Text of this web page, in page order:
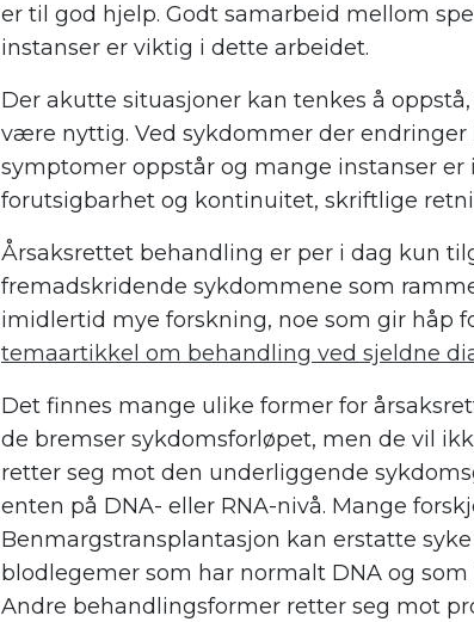
er til god hjelp. Godt samarbeid mellom
instanser er viktig i dette arbeidet.
Der akutte situasjoner kan tenkes å
være nyttig. Ved sykdommer der
symptomer oppstår og mange instanser
forutsigbarhet og kontinuitet, skriftlige
Årsaksrettet behandling er per i dag kun
fremadskridende sykdommene som
imidlertid mye forskning, noe som gir håp
temaartikkel om behandling ved sjeldne
Det finnes mange ulike former for
de bremser sykdomsforløpet, men de vil
retter seg mot den underliggende
enten på DNA- eller RNA-nivå. Mange
Benmargstransplantasjon kan erstatte
blodlegemer som har normalt DNA og
Andre behandlingsformer retter seg mot